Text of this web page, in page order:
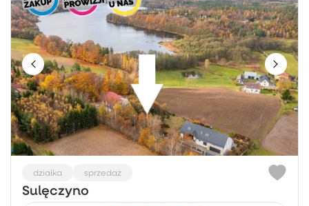
działka sprzedaż
Sulęczyno